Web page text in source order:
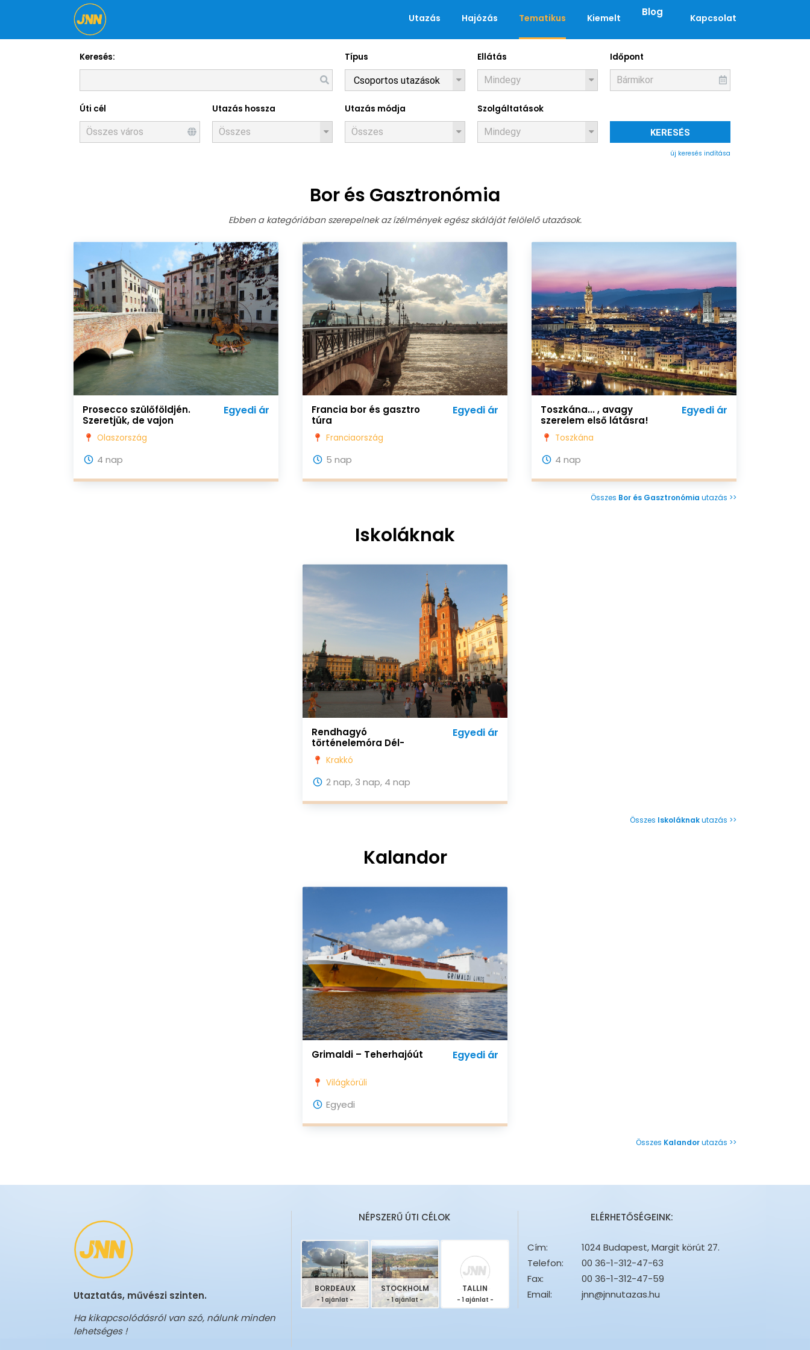
Utazás Hajózás Tematikus Kiemelt Blog Kapcsolat
Tematikus
Keresés: Típus Ellátás Időpont
Úti cél Utazás hossza Utazás módja Szolgáltatások
KERESÉS
új keresés indítása
Bor és Gasztronómia
Ebben a kategóriában szerepelnek az ízélmények egész skáláját felölelő utazások.
Prosecco szülőföldjén.
Szeretjük, de vajon
ismerjük? A szőlő és a
természet különleges
harmóniája…
Egyedi ár
Olaszország
4 nap
Francia bor és gasztro
túra
Egyedi ár
Franciaország
5 nap
Toszkána... , avagy
szerelem első látásra!
Egyedi ár
Toszkána
4 nap
Összes Bor és Gasztronómia utazás >>
Iskoláknak
Rendhagyó
történelemóra Dél-
Lengyelországban
Egyedi ár
Krakkó
2 nap, 3 nap, 4 nap
Összes Iskoláknakutazás >>
Kalandor
Grimaldi – Teherhajóút Egyedi ár
Világkörüli
Egyedi
Összes Kalandorutazás >>
Utaztatás, művészi szinten.
Ha kikapcsolódásról van szó, nálunk minden
lehetséges !
NÉPSZERŰ ÚTI CÉLOK
BORDEAUX
- 1 ajánlat -
STOCKHOLM
- 1 ajánlat -
TALLIN
- 1 ajánlat -
ELÉRHETŐSÉGEINK:
Cím:
1024 Budapest, Margit körút 27.
Telefon:
00 36-1-312-47-63
Fax:
00 36-1-312-47-59
Email:
jnn@jnnutazas.hu